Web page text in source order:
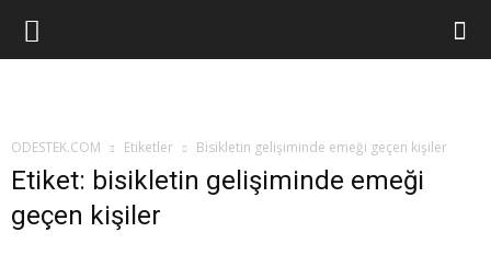
ODESTEK.COM Etiketler Bisikletin gelişiminde emeği geçen kişiler
Etiket: bisikletin gelişiminde emeği
geçen kişiler